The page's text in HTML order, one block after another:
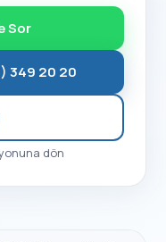
Sor
349 20 20
dön